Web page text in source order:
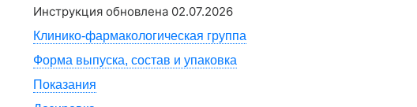
Инструкция обновлена 02.07.2026
Клинико-фармакологическая группа
Форма выпуска, состав и упаковка
Показания